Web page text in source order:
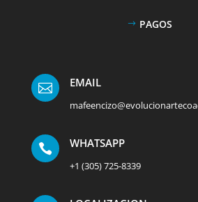
PAGOS
 EMAIL
 WHATSAPP
+1 (305) 725-8339